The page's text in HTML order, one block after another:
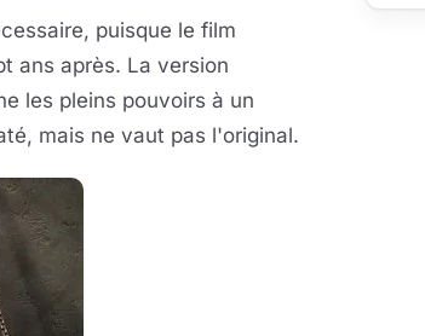
puisque le film
ans après. La version
les pleins pouvoirs à un
mais ne vaut pas l'original.